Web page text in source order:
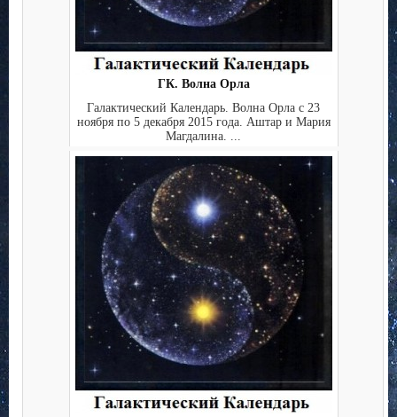
ГК. Волна Орла
Галактический Календарь. Волна Орла с 23
ноября по 5 декабря 2015 года. Аштар и Мария
Магдалина. ...